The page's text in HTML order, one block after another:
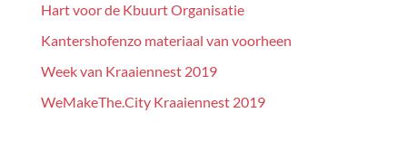
Hart voor de Kbuurt Organisatie
Kantershofenzo materiaal van voorheen
Week van Kraaiennest 2019
WeMakeThe.City Kraaiennest 2019